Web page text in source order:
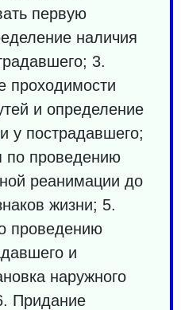
первую
наличия
3.
проходимости
и определение
у пострадавшего;
по проведению
реанимации до
жизни; 5.
проведению
и
наружного
Придание